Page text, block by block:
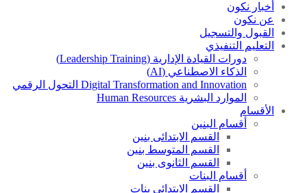
أخبار نكون
عن نكون
القبول والتسجيل
التعليم التنفيذي
دورات القيادة الإدارية (Leadership Training)
الذكاء الاصطناعي (AI)
Digital Transformation and Innovation التحول الرقمي
الموارد البشرية Human Resources
الأقسام
أقسام البنين
القسم الابتدائى بنين
القسم المتوسط بنين
القسم الثانوى بنين
أقسام البنات
القسم الابتدائى بنات